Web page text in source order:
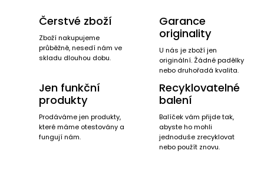
Čerstvé zboží
Zboží nakupujeme
průběžně, nesedí nám ve
skladu dlouhou dobu.
Garance
originality
U nás je zboží jen
originální. Žádné padělky
nebo druhořadá kvalita.
Jen funkční
produkty
Prodáváme jen produkty,
které máme otestovány a
fungují nám.
Recyklovatelné
balení
Balíček vám přijde tak,
abyste ho mohli
jednoduše zrecyklovat
nebo použít znovu.